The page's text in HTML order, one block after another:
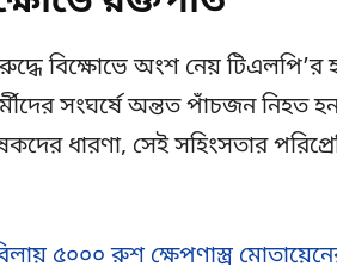
বিক্ষোভে অংশ নেয়
সংঘর্ষে অন্তত পাঁচজন
ধারণা, সেই সহিংসতার
৫০০০ রুশ ক্ষেপণাস্ত্র